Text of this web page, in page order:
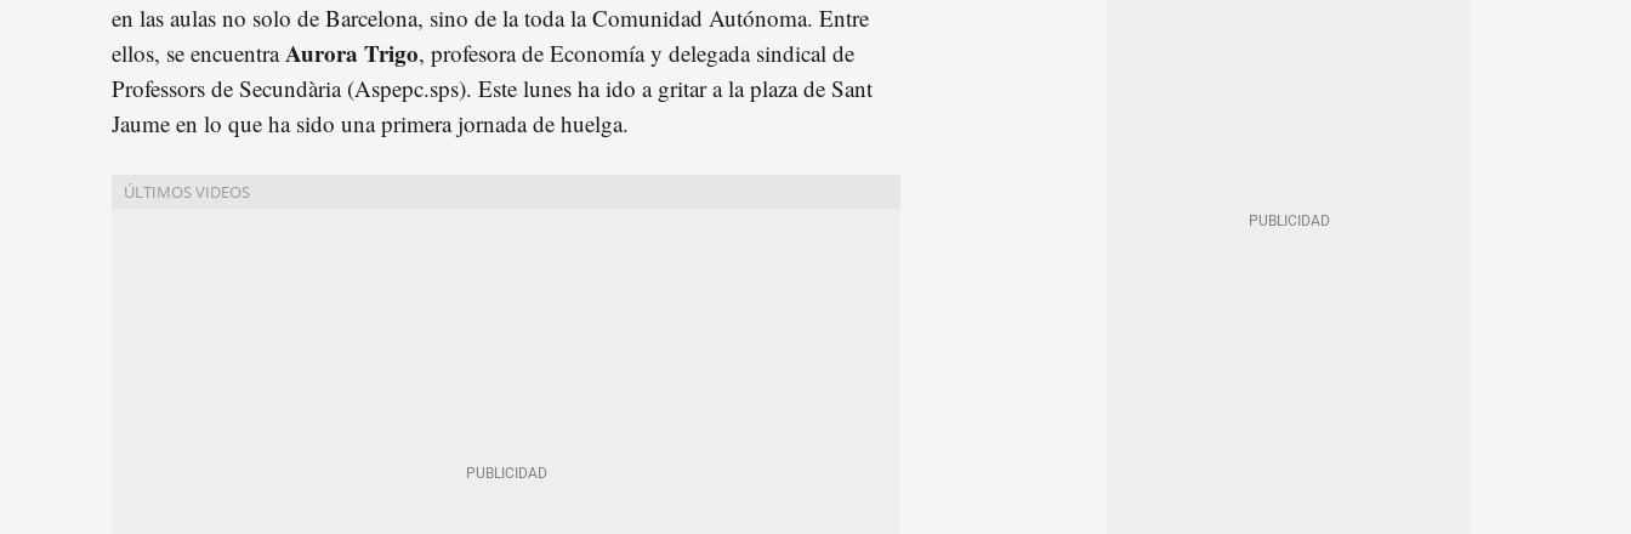
en las aulas no solo de Barcelona, sino de la toda la Comunidad Autónoma. Entre
ellos, se encuentraAurora Trigo, profesora de Economía y delegada sindical de
Professors de Secundària (Aspepc.sps). Este lunes ha ido a gritar a la plaza de Sant
Jaume en lo que ha sido una primera jornada de huelga.